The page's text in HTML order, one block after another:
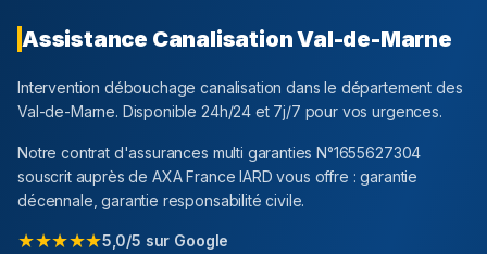
Assistance CanalisationVal-de-Marne
Intervention débouchage canalisation dans le département des
Val-de-Marne. Disponible 24h/24 et 7j/7 pour vos urgences.
Notre contrat d'assurances multi garanties N°1655627304
souscrit auprès de AXA France IARD vous offre : garantie
décennale, garantie responsabilité civile.
★★★★★5,0/5 sur Google